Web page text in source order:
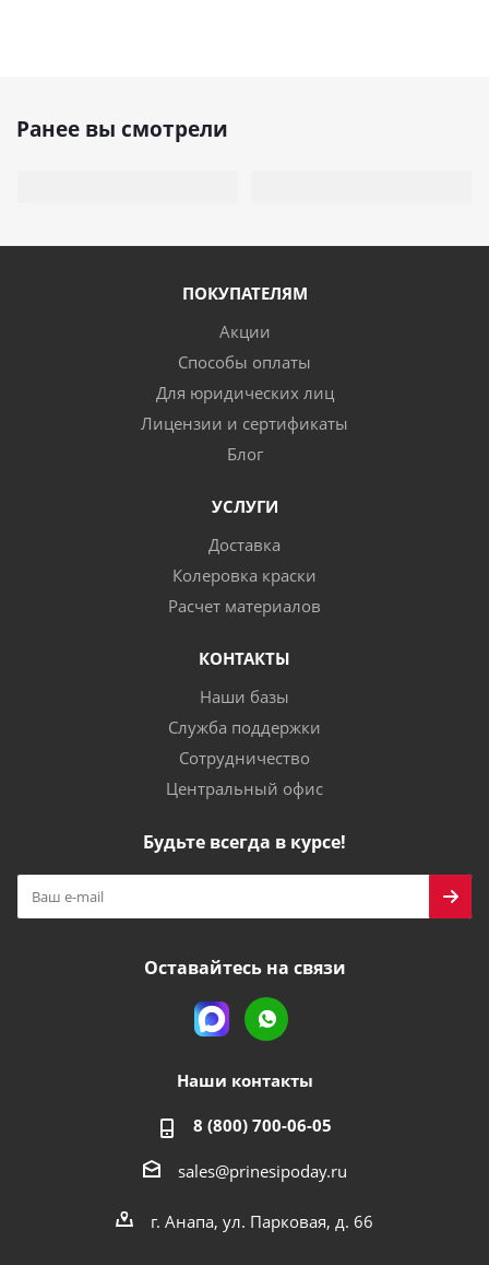
Ранее вы смотрели
ПОКУПАТЕЛЯМ
Акции
Способы оплаты
Для юридических лиц
Лицензии и сертификаты
Блог
УСЛУГИ
Доставка
Колеровка краски
Расчет материалов
КОНТАКТЫ
Наши базы
Служба поддержки
Сотрудничество
Центральный офис
Будьте всегда в курсе!
Оставайтесь на связи
Наши контакты
8 (800) 700-06-05
sales@prinesipoday.ru
г. Анапа, ул. Парковая, д. 66